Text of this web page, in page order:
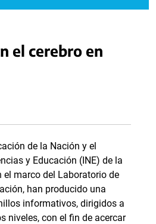
el cerebro en
de la Nación y el
y Educación (INE) de la
el marco del Laboratorio de
han producido una
informativos, dirigidos a
niveles, con el fin de acercar